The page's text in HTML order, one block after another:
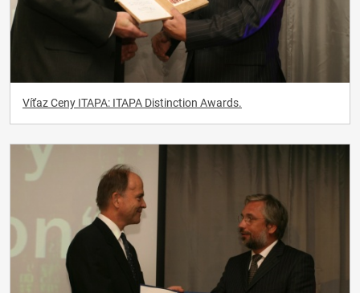
Víťaz Ceny ITAPA: ITAPA Distinction Awards.